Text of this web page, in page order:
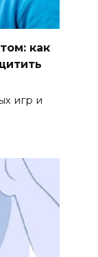
как
игр и